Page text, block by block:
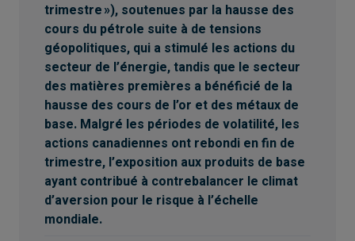
trimestre »), soutenues par la hausse des
cours du pétrole suite à de tensions
géopolitiques, qui a stimulé les actions du
secteur de l’énergie, tandis que le secteur
des matières premières a bénéficié de la
hausse des cours de l’or et des métaux de
base. Malgré les périodes de volatilité, les
actions canadiennes ont rebondi en fin de
trimestre, l’exposition aux produits de base
ayant contribué à contrebalancer le climat
d’aversion pour le risque à l’échelle
mondiale.
modalités de chaque convention applicable. Il est
important de noter que tous les produits,
services et renseignements ne sont pas offerts
dans tous les territoires à l’extérieur du Canada.